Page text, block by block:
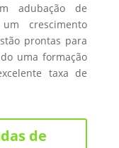
adubação de
crescimento
prontas para
uma formação
taxa de
de